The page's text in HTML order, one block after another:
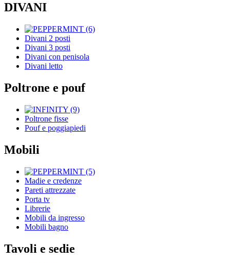
DIVANI
Divani 2 posti
Divani 3 posti
Divani con penisola
Divani letto
Poltrone e pouf
Poltrone fisse
Pouf e poggiapiedi
Mobili
Madie e credenze
Pareti attrezzate
Porta tv
Librerie
Mobili da ingresso
Mobili bagno
Tavoli e sedie